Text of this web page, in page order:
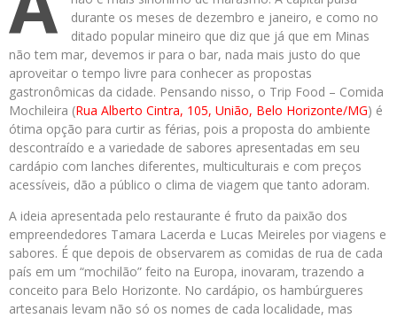
durante os meses de dezembro e janeiro, e como no
ditado popular mineiro que diz que já que em Minas
não tem mar, devemos ir para o bar, nada mais justo do que
aproveitar o tempo livre para conhecer as propostas
gastronômicas da cidade. Pensando nisso, o Trip Food – Comida
Mochileira (Rua Alberto Cintra, 105, União, Belo Horizonte/MG) é
ótima opção para curtir as férias, pois a proposta do ambiente
descontraído e a variedade de sabores apresentadas em seu
cardápio com lanches diferentes, multiculturais e com preços
acessíveis, dão a público o clima de viagem que tanto adoram.
A ideia apresentada pelo restaurante é fruto da paixão dos
empreendedores Tamara Lacerda e Lucas Meireles por viagens e
sabores. É que depois de observarem as comidas de rua de cada
país em um “mochilão” feito na Europa, inovaram, trazendo a
conceito para Belo Horizonte. No cardápio, os hambúrgueres
artesanais levam não só os nomes de cada localidade, mas